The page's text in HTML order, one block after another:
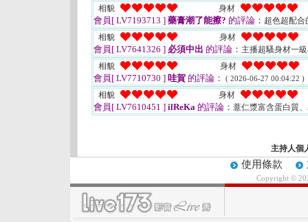
相貌 身材
會員[ LV7193713 ] 藥膏潮了能擦? 的評論： 超色超配
相貌
身材
會員[ LV7641326 ] 必須中出 的評論： 主播超騷身材一
相貌
身材
會員[ LV7710730 ] 哇賀 的評論： ( 2026-06-27 00:04:22 )
相貌 身材
會員[ LV7610451 ] ilReKa 的評論： 薏仁漿富含蛋白質
主持人個
使用條款
Copyright ©